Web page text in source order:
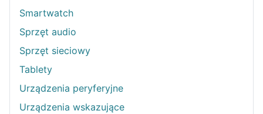
Smartwatch
Sprzęt audio
Sprzęt sieciowy
Tablety
Urządzenia peryferyjne
Urządzenia wskazujące